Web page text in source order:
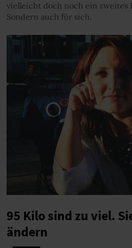
vielleicht doch noch ein zweites
Sondern auch für sich.
95 Kilo sind zu viel.
ändern